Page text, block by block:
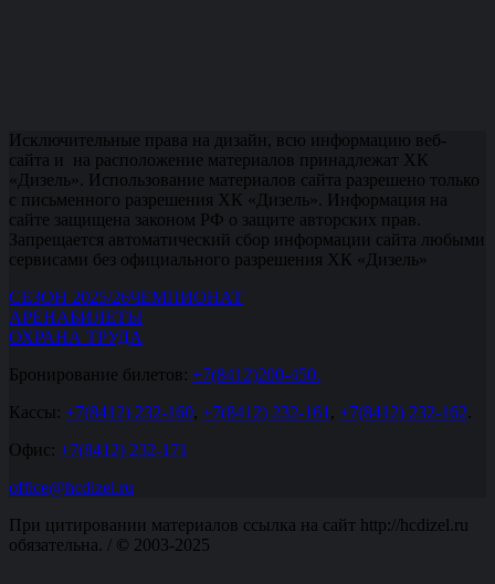
Исключительные права на дизайн, всю информацию веб-
сайта и на расположение материалов принадлежат ХК
«Дизель». Использование материалов сайта разрешено только
с письменного разрешения ХК «Дизель». Информация на
сайте защищена законом РФ о защите авторских прав.
Запрещается автоматический сбор информации сайта любыми
сервисами без официального разрешения ХК «Дизель»
СЕЗОН 2025/26ЧЕМПИОНАТ
АРЕНАБИЛЕТЫ
ОХРАНА ТРУДА
Бронирование билетов: +7(8412)200-450.
Кассы: +7(8412) 232-160, +7(8412) 232-161 , +7(8412) 232-162
Офис: +7(8412) 232-171
office@hcdizel.ru
При цитировании материалов ссылка на сайт http://hcdizel.ru
обязательна. / © 2003-2025